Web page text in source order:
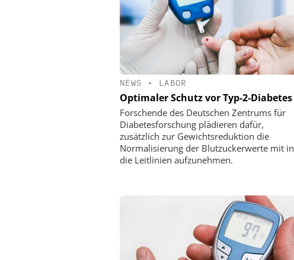
NEWS • LABOR
Optimaler Schutz vor Typ-2-Diabetes
Forschende des Deutschen Zentrums für
Diabetesforschung plädieren dafür,
zusätzlich zur Gewichtsreduktion die
Normalisierung der Blutzuckerwerte mit in
die Leitlinien aufzunehmen.